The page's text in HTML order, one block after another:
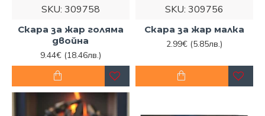
SKU: 309758
Скара за жар голяма
двойна
9.44€ (18.46лв.)
SKU: 309756
Скара за жар малка
2.99€ (5.85лв.)